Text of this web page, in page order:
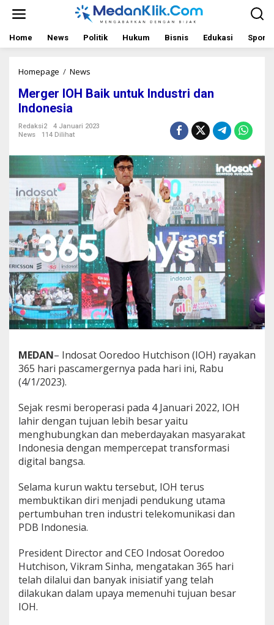
t
Home News Politik Hukum Bisnis Edukasi Sport
Homepage / News
r
r
H
B
a
i
k
u
n
t
u
k
I
n
d
u
s
t
d
a
d
o
n
e
Merger IOH Baik untuk Industri dan
Indonesia
Redaksi2
4 Januari 2023
News
114 Dilihat
MEDAN– Indosat Ooredoo Hutchison (IOH) rayakan
365 hari pascamergernya pada hari ini, Rabu
(4/1/2023).
Sejak resmi beroperasi pada 4 Januari 2022, IOH
lahir dengan tujuan lebih besar yaitu
menghubungkan dan meberdayakan masyarakat
Indonesia dengan mempercepat transformasi
digital bangsa.
Selama kurun waktu tersebut, IOH terus
membuktikan diri menjadi pendukung utama
pertumbuhan tren industri telekomunikasi dan
PDB Indonesia.
President Director and CEO Indosat Ooredoo
Hutchison, Vikram Sinha, mengatakan 365 hari
telah dilalui dan banyak inisiatif yang telah
dilakukan dalam upaya memenuhi tujuan besar
IOH.